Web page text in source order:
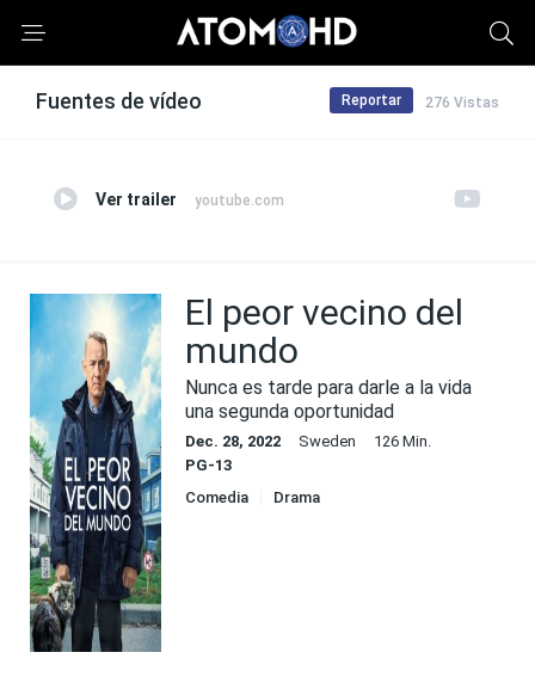
Fuentes de vídeo 276 Vistas
Reportar
Ver trailer youtube.com
El peor vecino del
mundo
Nunca es tarde para darle a la vida
una segunda oportunidad
Dec. 28, 2022 Sweden
126 Min.
PG-13
Comedia
Drama